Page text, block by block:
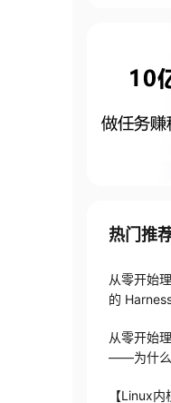
热门推
从零开始
的
从零开始
——为什么
【Linux